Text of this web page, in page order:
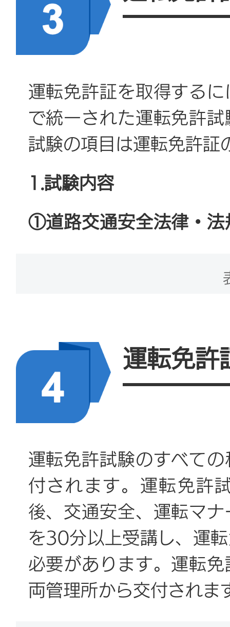
5.申請者本人の証明写
れた、本人のみが写っ
影不可。鮮明に撮影さ
な歪みがないもの
22mm（1インチ相
22mm×横14mm〜
①都市バスの運転免許
所、京北分所
③身体障碍者専用小型
証：京南分所、京豊分
④その他の種類の運転
所
00（法定休日を除く）
お問い合わせ
電話：+86-10-12123
申請者は「交通安全総
フォーム」またはア
目試験の予約ができま
運転免許証を取得する
で統一された運転免許
試験の項目は運転免許証
1.試験内容
①道路交通安全法律・法
試験内容には道路通行
などに関する規定およ
規と規定が含まれます。
②教習施設内における
1．都市バス、大型貨物
試験内容：車庫入れ、
橋通過、S字、クランク
対応、波状路の走行、
ビングシミュレーター
通過、雨（霧）の日、
運転免許
運転免許試験のすべて
付されます。運転免許
後、交通安全、運転マ
を30分以上受講し、運
必要があります。運転
両管理所から交付されま